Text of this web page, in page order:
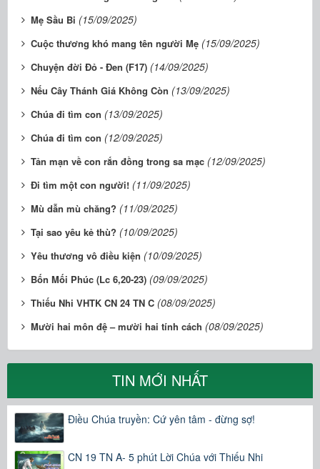
Mẹ Sầu Bi (15/09/2025)
Cuộc thương khó mang tên người Mẹ (15/09/2025)
Chuyện đời Đỏ - Đen (F17) (14/09/2025)
Nếu Cây Thánh Giá Không Còn (13/09/2025)
Chúa đi tìm con (13/09/2025)
Chúa đi tìm con (12/09/2025)
Tản mạn về con rắn đồng trong sa mạc (12/09/2025)
Đi tìm một con người! (11/09/2025)
Mù dẫn mù chăng? (11/09/2025)
Tại sao yêu kẻ thù? (10/09/2025)
Yêu thương vô điều kiện (10/09/2025)
Bốn Mối Phúc (Lc 6,20-23) (09/09/2025)
Thiếu Nhi VHTK CN 24 TN C (08/09/2025)
Mười hai môn đệ – mười hai tính cách (08/09/2025)
TIN MỚI NHẤT
Điều Chúa truyền: Cứ yên tâm - đừng sợ!
CN 19 TN A- 5 phút Lời Chúa với Thiếu Nhi